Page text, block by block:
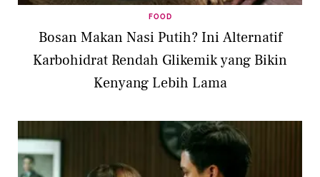
FOOD
Bosan Makan Nasi Putih? Ini Alternatif
Karbohidrat Rendah Glikemik yang Bikin
Kenyang Lebih Lama